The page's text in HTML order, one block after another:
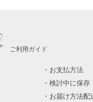
ご利用ガイド
お支払方法
検討中に保存
お届け方法配